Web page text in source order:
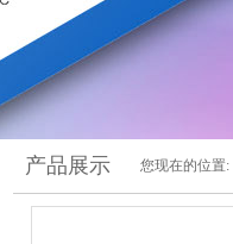
产品展示 您现在的位置: